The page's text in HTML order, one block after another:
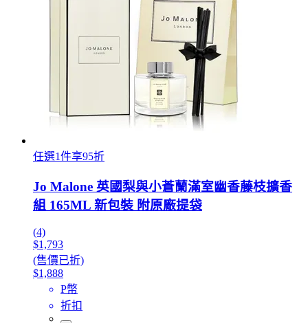
任選1件享95折
Jo Malone 英國梨與小蒼蘭滿室幽香藤枝擴香
組 165ML 新包裝 附原廠提袋
(4)
$1,793
(售價已折)
$1,888
P幣
折扣